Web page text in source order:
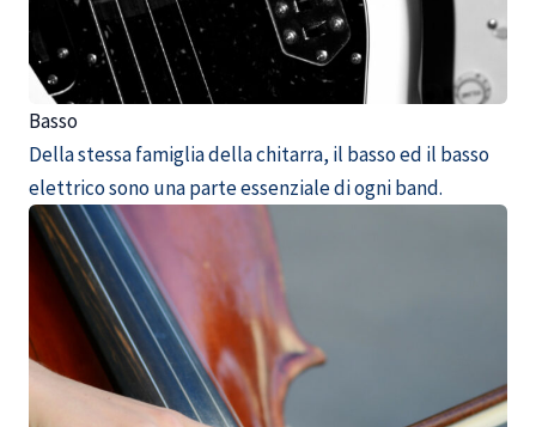
Basso
Della stessa famiglia della chitarra, il basso ed il basso
elettrico sono una parte essenziale di ogni band.